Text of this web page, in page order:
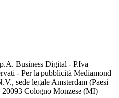
Business Digital - P.Iva
- Per la pubblicità Mediamond
sede legale Amsterdam (Paesi
Cologno Monzese (MI)